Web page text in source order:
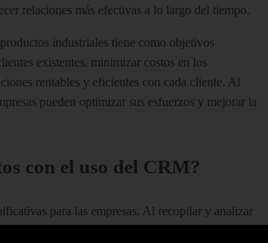
relaciones más efectivas a lo largo del tiempo.
industriales tiene como objetivos
existentes, minimizar costos en los
rentables y eficientes con cada cliente. Al
pueden optimizar sus esfuerzos y mejorar la
con el uso del CRM?
para las empresas. Al recopilar y analizar
valiosa que facilita la construcción de